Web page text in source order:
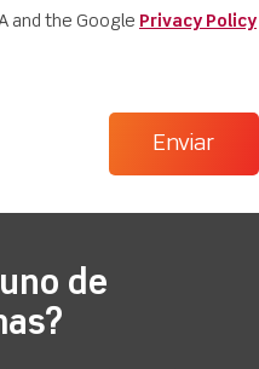
and the Google Privacy Policy
de